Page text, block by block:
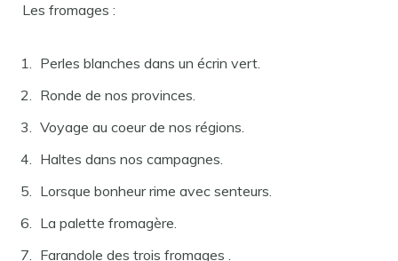
Les fromages :
Perles blanches dans un écrin vert.
Ronde de nos provinces.
Voyage au coeur de nos régions.
Haltes dans nos campagnes.
Lorsque bonheur rime avec senteurs.
La palette fromagère.
Farandole des trois fromages .